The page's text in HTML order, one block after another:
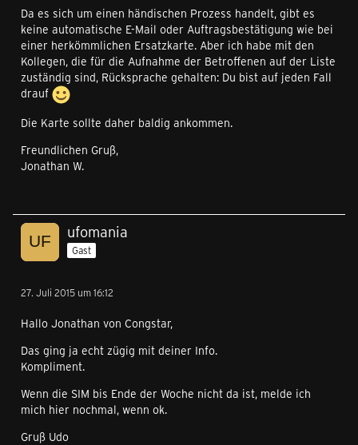
Da es sich um einen händischen Prozess handelt, gibt es
keine automatische E-Mail oder Auftragsbestätigung wie bei
einer herkömmlichen Ersatzkarte. Aber ich habe mit den
Kollegen, die für die Aufnahme der Betroffenen auf der Liste
zuständig sind, Rücksprache gehalten: Du bist auf jeden Fall
drauf
Die Karte sollte daher baldig ankommen.
Freundlichen Gruß,
Jonathan W.
ufomania
Gast
27. Juli 2015 um 16:12
Hallo Jonathan von Congstar,
Das ging ja echt zügig mit deiner Info.
Kompliment.
Wenn die SIM bis Ende der Woche nicht da ist, melde ich
mich hier nochmal, wenn ok.
Gruß Udo